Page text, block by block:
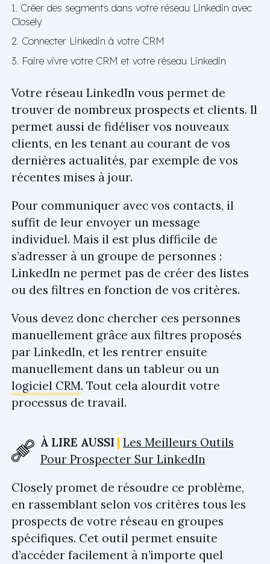
1. Créer des segments dans votre réseau Linkedin avec
Closely
2. Connecter Linkedin à votre CRM
3. Faire vivre votre CRM et votre réseau Linkedin
Votre réseau LinkedIn vous permet de
trouver de nombreux prospects et clients. Il
permet aussi de fidéliser vos nouveaux
clients, en les tenant au courant de vos
dernières actualités, par exemple de vos
récentes mises à jour.
Pour communiquer avec vos contacts, il
suffit de leur envoyer un message
individuel. Mais il est plus difficile de
s’adresser à un groupe de personnes :
LinkedIn ne permet pas de créer des listes
ou des filtres en fonction de vos critères.
Vous devez donc chercher ces personnes
manuellement grâce aux filtres proposés
par LinkedIn, et les rentrer ensuite
manuellement dans un tableur ou un
logiciel CRM. Tout cela alourdit votre
processus de travail.
À LIRE AUSSI
Les Meilleurs Outils
Pour Prospecter Sur LinkedIn
Closely promet de résoudre ce problème,
en rassemblant selon vos critères tous les
prospects de votre réseau en groupes
spécifiques. Cet outil permet ensuite
d’accéder facilement à n’importe quel